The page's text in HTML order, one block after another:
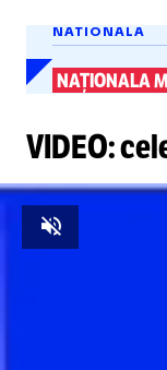
NATIONALA
NAȚIONALA
VIDEO:
Unmute